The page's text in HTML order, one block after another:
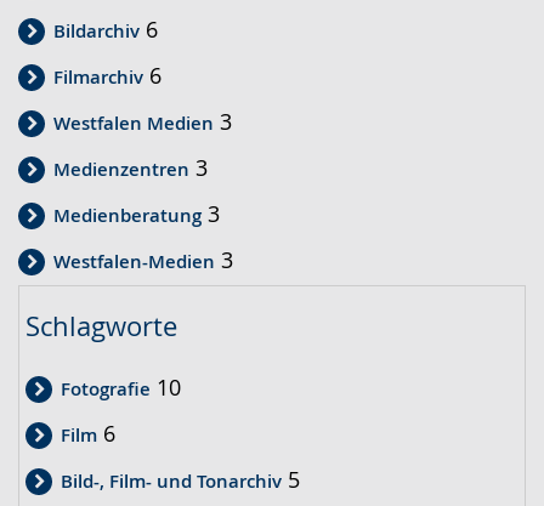
Bildarchiv 6
Filmarchiv 6
Westfalen Medien 3
Medienzentren 3
Medienberatung 3
Westfalen-Medien 3
Schlagworte
Fotografie 10
Film 6
Bild-, Film- und Tonarchiv 5